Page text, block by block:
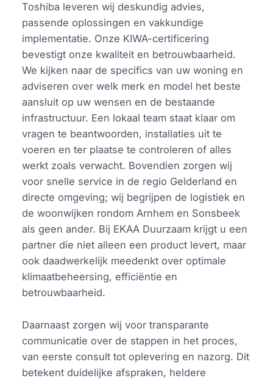
Toshiba leveren wij deskundig advies,
passende oplossingen en vakkundige
implementatie. Onze KIWA-certificering
bevestigt onze kwaliteit en betrouwbaarheid.
We kijken naar de specifics van uw woning en
adviseren over welk merk en model het beste
aansluit op uw wensen en de bestaande
infrastructuur. Een lokaal team staat klaar om
vragen te beantwoorden, installaties uit te
voeren en ter plaatse te controleren of alles
werkt zoals verwacht. Bovendien zorgen wij
voor snelle service in de regio Gelderland en
directe omgeving; wij begrijpen de logistiek en
de woonwijken rondom Arnhem en Sonsbeek
als geen ander. Bij EKAA Duurzaam krijgt u een
partner die niet alleen een product levert, maar
ook daadwerkelijk meedenkt over optimale
klimaatbeheersing, efficiëntie en
betrouwbaarheid.
Daarnaast zorgen wij voor transparante
communicatie over de stappen in het proces,
van eerste consult tot oplevering en nazorg. Dit
betekent duidelijke afspraken, heldere